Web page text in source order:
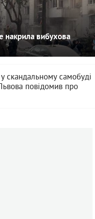
вибухова
скандальному самобуді
повідомив про